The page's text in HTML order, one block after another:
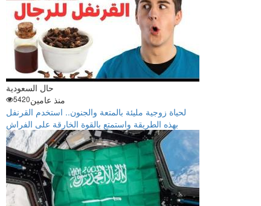
حال السعودية
منذ عامين5420
لحياة زوجية مليئة بالمتعة والجنون.. استخدم القرنفل
بهذه الطريقة واستمتع بالقوة الخارقة على الفراش